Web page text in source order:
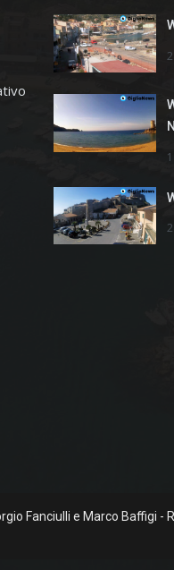
Fanciulli e Marco Baffigi -